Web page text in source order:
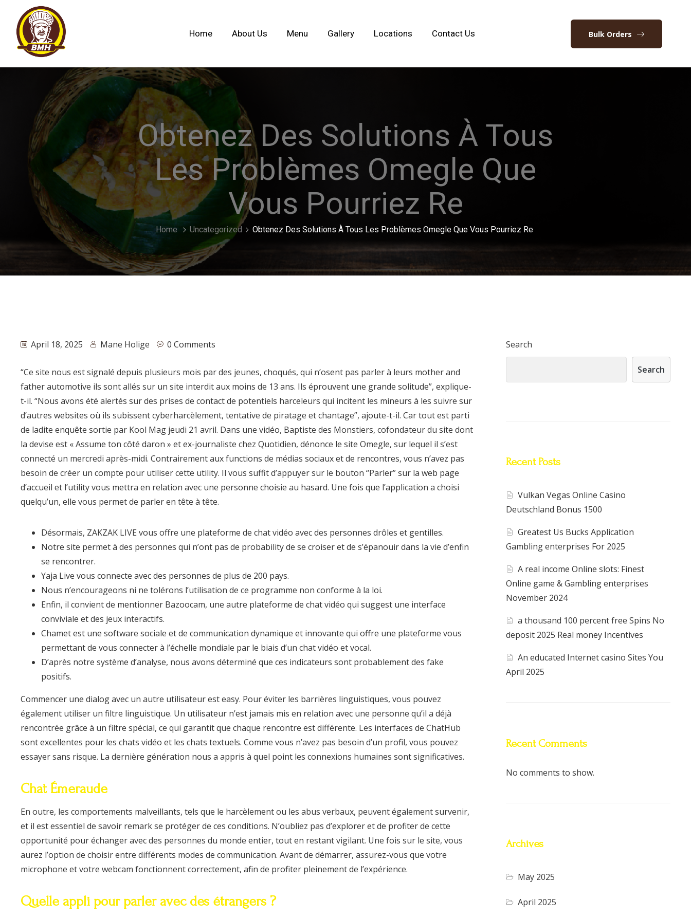
Home About Us Menu Gallery Locations Contact Us Bulk Orders
Obtenez Des Solutions À Tous
Les Problèmes Omegle Que
Vous Pourriez Re
Home Uncategorized Obtenez Des Solutions À Tous Les Problèmes Omegle Que Vous Pourriez Re
April 18, 2025 Mane Holige 0 Comments
“Ce site nous est signalé depuis plusieurs mois par des jeunes, choqués, qui n’osent pas parler à leurs mother and
father automotive ils sont allés sur un site interdit aux moins de 13 ans. Ils éprouvent une grande solitude”, explique-
t-il. “Nous avons été alertés sur des prises de contact de potentiels harceleurs qui incitent les mineurs à les suivre sur
d’autres websites où ils subissent cyberharcèlement, tentative de piratage et chantage”, ajoute-t-il. Car tout est parti
de ladite enquête sortie par Kool Mag jeudi 21 avril. Dans une vidéo, Baptiste des Monstiers, cofondateur du site dont
la devise est « Assume ton côté daron » et ex-journaliste chez Quotidien, dénonce le site Omegle, sur lequel il s’est
connecté un mercredi après-midi. Contrairement aux functions de médias sociaux et de rencontres, vous n’avez pas
besoin de créer un compte pour utiliser cette utility. Il vous suffit d’appuyer sur le bouton “Parler” sur la web page
d’accueil et l’utility vous mettra en relation avec une personne choisie au hasard. Une fois que l’application a choisi
quelqu’un, elle vous permet de parler en tête à tête.
Désormais, ZAKZAK LIVE vous offre une plateforme de chat vidéo avec des personnes drôles et gentilles.
Notre site permet à des personnes qui n’ont pas de probability de se croiser et de s’épanouir dans la vie d’enfin
se rencontrer.
Yaja Live vous connecte avec des personnes de plus de 200 pays.
Nous n’encourageons ni ne tolérons l’utilisation de ce programme non conforme à la loi.
Enfin, il convient de mentionner Bazoocam, une autre plateforme de chat vidéo qui suggest une interface
conviviale et des jeux interactifs.
Chamet est une software sociale et de communication dynamique et innovante qui offre une plateforme vous
permettant de vous connecter à l’échelle mondiale par le biais d’un chat vidéo et vocal.
D’après notre système d’analyse, nous avons déterminé que ces indicateurs sont probablement des fake
positifs.
Commencer une dialog avec un autre utilisateur est easy. Pour éviter les barrières linguistiques, vous pouvez
également utiliser un filtre linguistique. Un utilisateur n’est jamais mis en relation avec une personne qu’il a déjà
rencontrée grâce à un filtre spécial, ce qui garantit que chaque rencontre est différente. Les interfaces de ChatHub
sont excellentes pour les chats vidéo et les chats textuels. Comme vous n’avez pas besoin d’un profil, vous pouvez
essayer sans risque. La dernière génération nous a appris à quel point les connexions humaines sont significatives.
Chat Émeraude
En outre, les comportements malveillants, tels que le harcèlement ou les abus verbaux, peuvent également survenir,
et il est essentiel de savoir remark se protéger de ces conditions. N’oubliez pas d’explorer et de profiter de cette
opportunité pour échanger avec des personnes du monde entier, tout en restant vigilant. Une fois sur le site, vous
aurez l’option de choisir entre différents modes de communication. Avant de démarrer, assurez-vous que votre
microphone et votre webcam fonctionnent correctement, afin de profiter pleinement de l’expérience.
Quelle appli pour parler avec des étrangers ?
Search
Search
Recent Posts
Vulkan Vegas Online Casino
Deutschland Bonus 1500
Greatest Us Bucks Application
Gambling enterprises For 2025
A real income Online slots: Finest
Online game & Gambling enterprises
November 2024
a thousand 100 percent free Spins No
deposit 2025 Real money Incentives
An educated Internet casino Sites You
April 2025
Recent Comments
No comments to show.
Archives
May 2025
April 2025